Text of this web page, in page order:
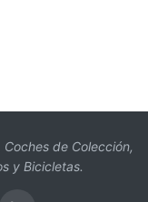
de Colección,
y Bicicletas.